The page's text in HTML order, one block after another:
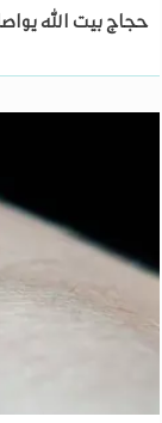
حجاج بيت الله